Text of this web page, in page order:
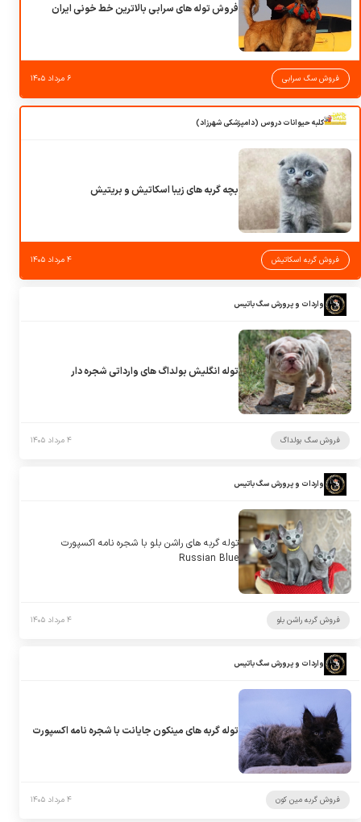
فروش توله های سرابی بالاترین خط خونی ایران
فروش سگ سرابی ۶ مرداد ۱۴۰۵
کلبه حیوانات دروس (دامپزشکی شهرزاد)
بچه گربه های زیبا اسکاتیش و بریتیش
فروش گربه اسکاتیش ۴ مرداد ۱۴۰۵
واردات و پرورش سگ باتیس
توله انگلیش بولداگ های وارداتی شجره دار
فروش سگ بولداگ ۴ مرداد ۱۴۰۵
واردات و پرورش سگ باتیس
توله گربه های راشن بلو با شجره نامه اکسپورت
Russian Blue
فروش گربه راشن بلو ۴ مرداد ۱۴۰۵
واردات و پرورش سگ باتیس
توله گربه های مینکون جایانت با شجره نامه اکسپورت
فروش گربه مین کون ۴ مرداد ۱۴۰۵